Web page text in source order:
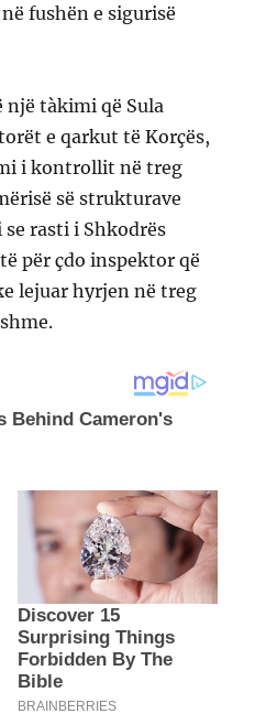
fushën e sigurisë
një tàkimi që Sula
e qarkut të Korçës,
i kontrollit në treg
së strukturave
rasti i Shkodrës
për çdo inspektor që
lejuar hyrjen në treg